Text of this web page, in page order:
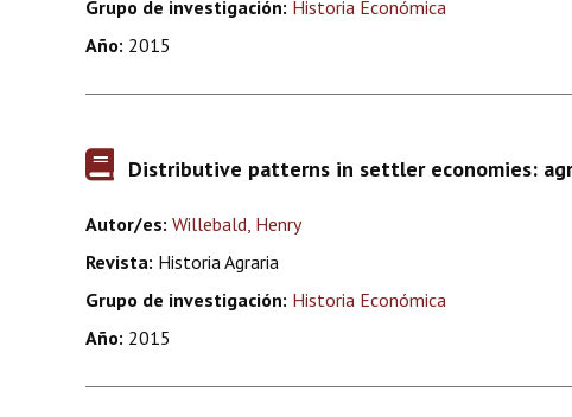
Grupo de investigación: Historia Económica
Año: 2015
Distributive patterns in settler economies:
Autor/es: Willebald, Henry
Revista: Historia Agraria
Grupo de investigación: Historia Económica
Año: 2015